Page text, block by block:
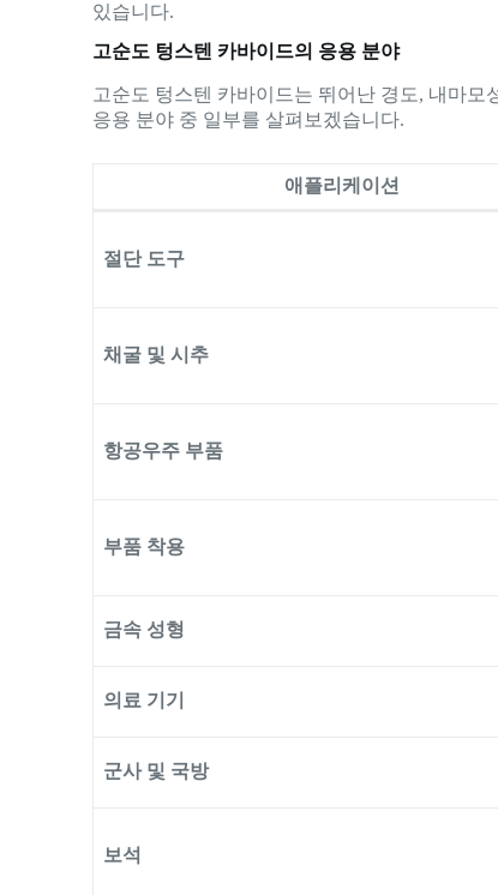
있습니다.
고순도 텅스텐 카바이드의 응용 분야
고순도 텅스텐 카바이드는 뛰어난 경도, 내마모
응용 분야 중 일부를 살펴보겠습니다.
애플리케이션
절단 도구
채굴 및 시추
항공우주 부품
부품 착용
금속 성형
의료 기기
군사 및 국방
보석